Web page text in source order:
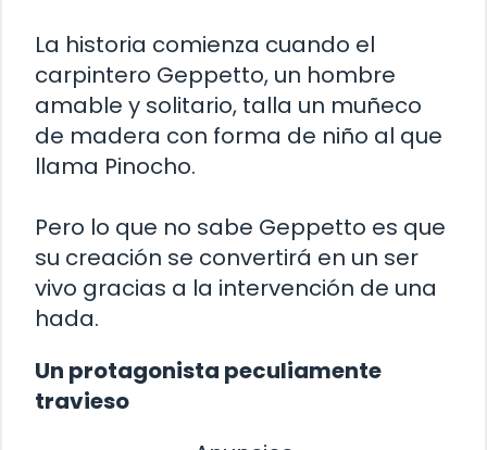
La historia comienza cuando el
carpintero Geppetto, un hombre
amable y solitario, talla un muñeco
de madera con forma de niño al que
llama Pinocho.
Pero lo que no sabe Geppetto es que
su creación se convertirá en un ser
vivo gracias a la intervención de una
hada.
Un protagonista peculiamente
travieso